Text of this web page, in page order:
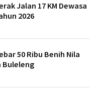
Jalan 17 KM Dewasa
2026
50 Ribu Benih Nila
Buleleng